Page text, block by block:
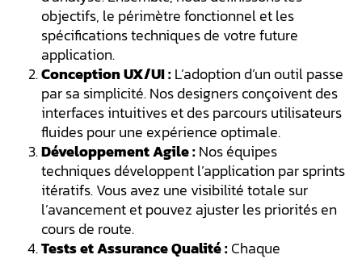
objectifs, le périmètre fonctionnel et les
spécifications techniques de votre future
application.
Conception UX/UI :L’adoption d’un outil passe
par sa simplicité. Nos designers conçoivent des
interfaces intuitives et des parcours utilisateurs
fluides pour une expérience optimale.
Développement Agile :Nos équipes
techniques développent l’application par sprints
itératifs. Vous avez une visibilité totale sur
l’avancement et pouvez ajuster les priorités en
cours de route.
Tests et Assurance Qualité :Chaque